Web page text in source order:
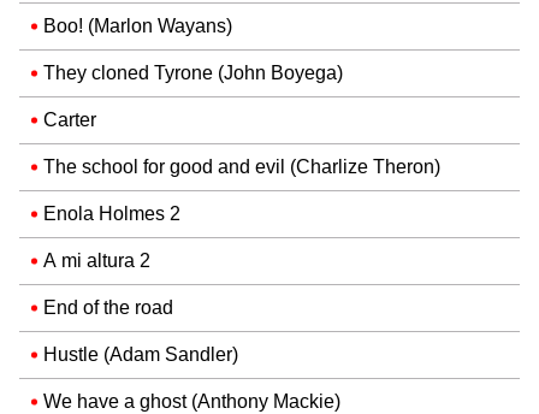
Boo! (Marlon Wayans)
They cloned Tyrone (John Boyega)
Carter
The school for good and evil (Charlize Theron)
Enola Holmes 2
A mi altura 2
End of the road
Hustle (Adam Sandler)
We have a ghost (Anthony Mackie)